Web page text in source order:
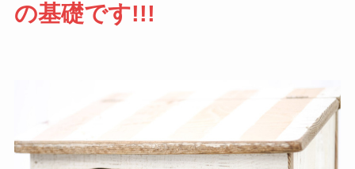
の基礎です!!!